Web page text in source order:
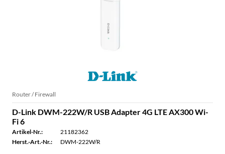
Router / Firewall
D-Link DWM-222W/R USB Adapter 4G LTE AX300 Wi-
Fi 6
Artikel-Nr.:
21182362
Herst.-Art.-Nr.:
DWM-222W/R